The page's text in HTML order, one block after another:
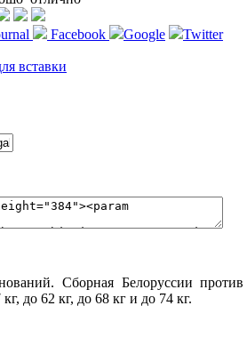
Facebook Google Twitter
вставки
Сборная Белоруссии
до 62 кг, до 68 кг и до 74 кг.